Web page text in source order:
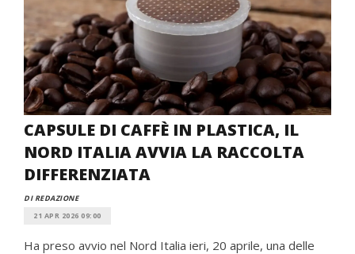
CAPSULE DI CAFFÈ IN PLASTICA, IL
NORD ITALIA AVVIA LA RACCOLTA
DIFFERENZIATA
DI REDAZIONE
21 APR 2026 09:00
Ha preso avvio nel Nord Italia ieri, 20 aprile, una delle